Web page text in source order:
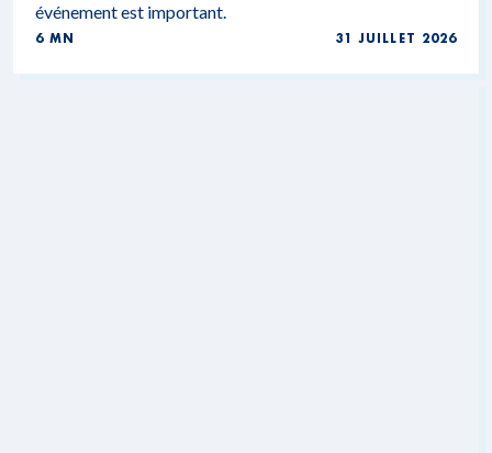
événement est important.
6 MN 31 JUILLET 2026